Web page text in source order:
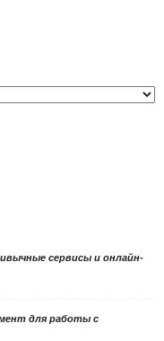
сервисы и онлайн-
для работы с